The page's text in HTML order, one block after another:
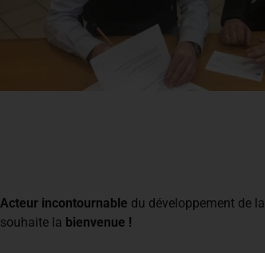
Acteur incontournable du développement de la
souhaite la bienvenue !